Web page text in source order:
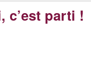
c’est parti !